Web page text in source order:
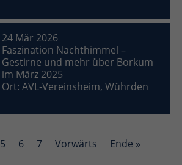
24 Mär 2026
Faszination Nachthimmel –
Gestirne und mehr über Borkum
im März 2025
Ort: AVL-Vereinsheim, Wührden
5 6 7 Vorwärts Ende »